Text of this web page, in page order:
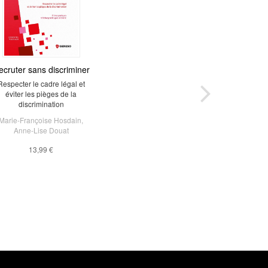
accidents du travail
- Tarification -
Contentieux
Sandrine Ferrand
16,99 €
sans discriminer
le cadre légal et
éviter les pièges de la
discrimination
Marie-Françoise Hosdain
Anne-Lise Douat
13,99 €